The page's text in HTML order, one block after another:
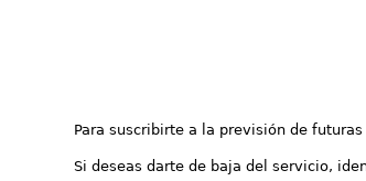
Para suscribirte a la previsión de
Si deseas darte de baja del servicio,